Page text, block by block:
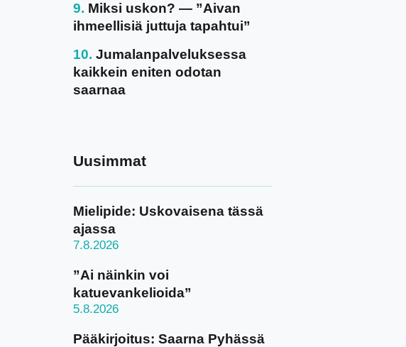
Miksi uskon? — ”Aivan
ihmeellisiä juttuja tapahtui”
Jumalanpalveluksessa
kaikkein eniten odotan
saarnaa
Uusimmat
Mielipide: Uskovaisena tässä
ajassa
7.8.2026
”Ai näinkin voi
katuevankelioida”
5.8.2026
Pääkirjoitus: Saarna Pyhässä